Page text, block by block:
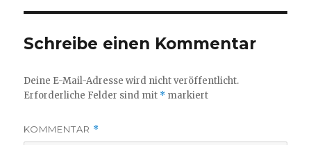
Schreibe einen Kommentar
Deine E-Mail-Adresse wird nicht veröffentlicht.
Erforderliche Felder sind mit * markiert
KOMMENTAR *